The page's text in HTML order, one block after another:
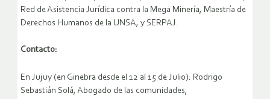
Red de Asistencia Jurídica contra la Mega Minería, Maestría de
Derechos Humanos de la UNSA, y SERPAJ.
Contacto:
En Jujuy (en Ginebra desde el 12 al 15 de Julio): Rodrigo
Sebastián Solá, Abogado de las comunidades,